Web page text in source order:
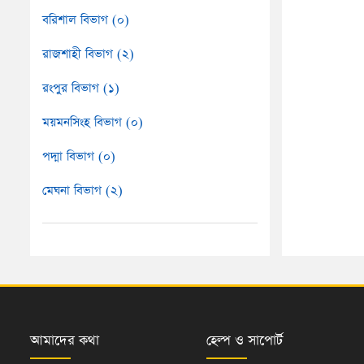
বরিশাল বিভাগ (০)
রাজশাহী বিভাগ (২)
রংপুর বিভাগ (১)
ময়মনসিংহ বিভাগ (০)
পদ্মা বিভাগ (০)
মেঘনা বিভাগ (২)
আমাদের কথা হেল্প ও সাপোর্ট